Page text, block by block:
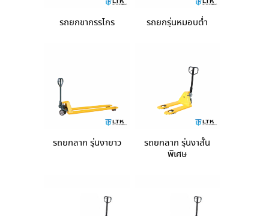
รถยกขากรรไกร รถยกรุ่นหมอบต่ำ
รถยกลาก รุ่นงายาว
รถยกลาก รุ่นงาสั้น
พิเศษ